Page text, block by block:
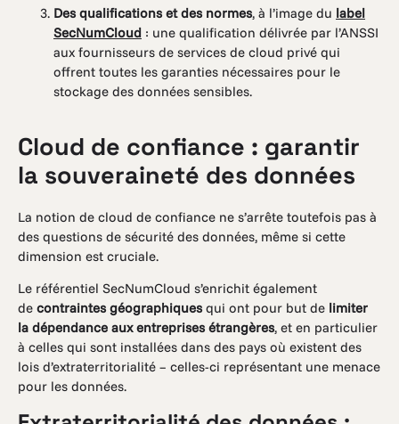
Des qualifications et des normes, à l’image du label
SecNumCloud : une qualification délivrée par l’ANSSI
aux fournisseurs de services de cloud privé qui
offrent toutes les garanties nécessaires pour le
stockage des données sensibles.
Cloud de confiance : garantir
la souveraineté des données
La notion de cloud de confiance ne s’arrête toutefois pas à
des questions de sécurité des données, même si cette
dimension est cruciale.
Le référentiel SecNumCloud s’enrichit également
de contraintes géographiquesqui ont pour but de limiter
la dépendance aux entreprises étrangères, et en particulier
à celles qui sont installées dans des pays où existent des
lois d’extraterritorialité – celles-ci représentant une menace
pour les données.